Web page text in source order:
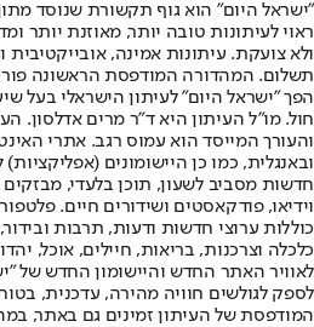
"ישראל היום" הוא גוף תקשורת שנוסד
ראוי לעיתונות טובה יותר, מאוזנת יותר
ולא צועקת. עיתונות אמינה, אובייקטיבית
הפך "ישראל היום" לעיתון הישראלי בעל
חול. מו"ל העיתון היא ד"ר מרים אדלסון.
והעורך המייסד הוא עמוס רגב. אתרי
חדשות מסביב לשעון, תוכן בלעדי, מבזקים
וידיאו, פודקאסטים ושידורים חיים.
כוללות ערוצי חדשות ודעות, תרבות
לאוויר האתר החדש והיישומון החדש של
לספק לגולשים חוויה מהירה, עדכנית,
המודפסת של העיתון זמינים גם באתר,